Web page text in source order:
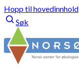
Hopp til hovedinnhold
Søk